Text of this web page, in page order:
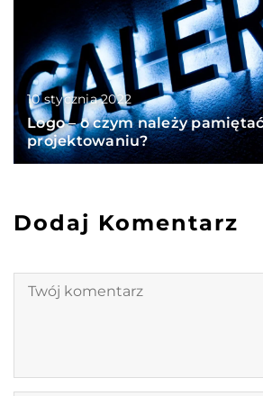
10 stycznia 2022
Logo – o czym należy
projektowaniu?
Dodaj Komentarz